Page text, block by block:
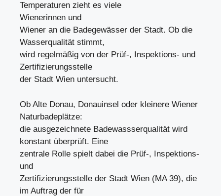
Temperaturen zieht es viele
Wienerinnen und
Wiener an die Badegewässer der Stadt. Ob die
Wasserqualität stimmt,
wird regelmäßig von der Prüf-, Inspektions- und
Zertifizierungsstelle
der Stadt Wien untersucht.
Ob Alte Donau, Donauinsel oder kleinere Wiener
Naturbadeplätze:
die ausgezeichnete Badewassserqualität wird
konstant überprüft. Eine
zentrale Rolle spielt dabei die Prüf-, Inspektions-
und
Zertifizierungsstelle der Stadt Wien (MA 39), die
im Auftrag der für